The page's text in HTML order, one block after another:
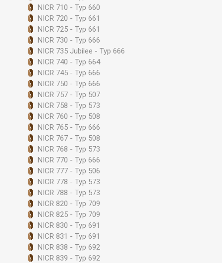
NICR 710 - Typ 660
NICR 720 - Typ 661
NICR 725 - Typ 661
NICR 730 - Typ 666
NICR 735 Jubilee - Typ 666
NICR 740 - Typ 664
NICR 745 - Typ 666
NICR 750 - Typ 666
NICR 757 - Typ 507
NICR 758 - Typ 573
NICR 760 - Typ 508
NICR 765 - Typ 666
NICR 767 - Typ 508
NICR 768 - Typ 573
NICR 770 - Typ 666
NICR 777 - Typ 506
NICR 778 - Typ 573
NICR 788 - Typ 573
NICR 820 - Typ 709
NICR 825 - Typ 709
NICR 830 - Typ 691
NICR 831 - Typ 691
NICR 838 - Typ 692
NICR 839 - Typ 692